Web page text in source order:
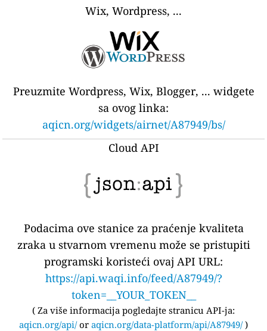
Wix, Wordpress, ...
Preuzmite Wordpress, Wix, Blogger, ... widgete
sa ovog linka:
aqicn.org/widgets/airnet/A87949/bs/
Cloud API
Podacima ove stanice za praćenje kvaliteta
zraka u stvarnom vremenu može se pristupiti
programski koristeći ovaj API URL:
https://api.waqi.info/feed/A87949/?
token=__YOUR_TOKEN__
( Za više informacija pogledajte stranicu API-ja:
aqicn.org/api/or aqicn.org/data-platform/api/A87949/)